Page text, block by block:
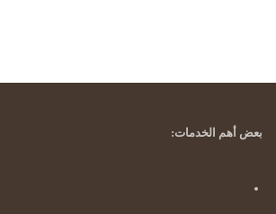
بعض أهم الخدمات: